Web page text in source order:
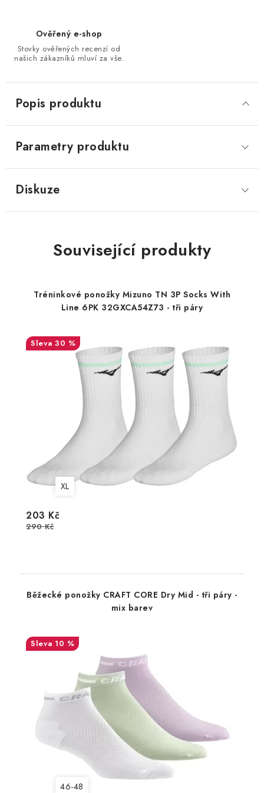
Ověřený e-shop
Stovky ověřených recenzí od
našich zákazníků mluví za vše.
Popis produktu
Parametry produktu
Diskuze
Související produkty
Tréninkové ponožky Mizuno TN 3P Socks With
Line 6PK 32GXCA54Z73 - tři páry
30 %
XL
203 Kč
290 Kč
Běžecké ponožky CRAFT CORE Dry Mid - tři páry -
mix barev
10 %
46-48